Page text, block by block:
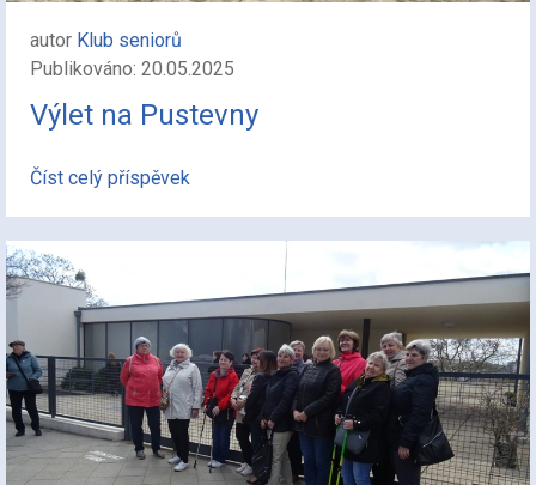
autor Klub seniorů
Publikováno: 20.05.2025
Výlet na Pustevny
Číst celý příspěvek